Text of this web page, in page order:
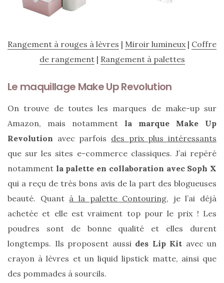
sac
Batman
16/05/2026
Rangement à rouges à lèvres | Miroir lumineux | Coffre
de rangement| Rangement à palettes
Le maquillage Make Up Revolution
On trouve de toutes les marques de make-up sur
Amazon, mais notamment la marque Make Up
Revolution avec parfois des prix plus intéressants
que sur les sites e-commerce classiques. J’ai repéré
notamment la palette en collaboration avec Soph X
qui a reçu de très bons avis de la part des blogueuses
beauté. Quant à la palette Contouring, je l’ai déjà
achetée et elle est vraiment top pour le prix ! Les
poudres sont de bonne qualité et elles durent
longtemps. Ils proposent aussi des Lip Kit avec un
crayon à lèvres et un liquid lipstick matte, ainsi que
des pommades à sourcils.